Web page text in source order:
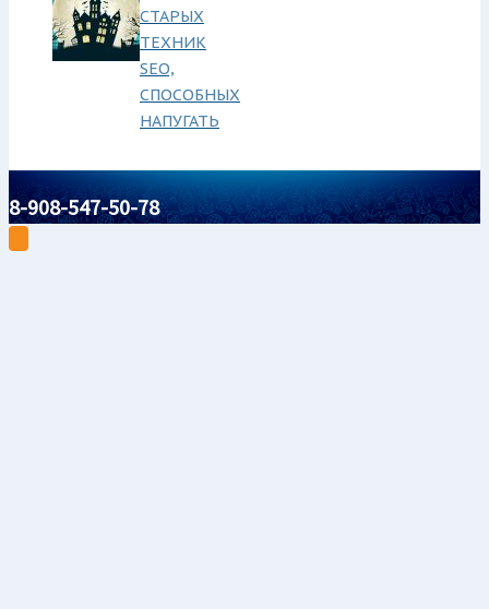
СТАРЫХ
ТЕХНИК
SEO,
СПОСОБНЫХ
НАПУГАТЬ
8-908-547-50-78